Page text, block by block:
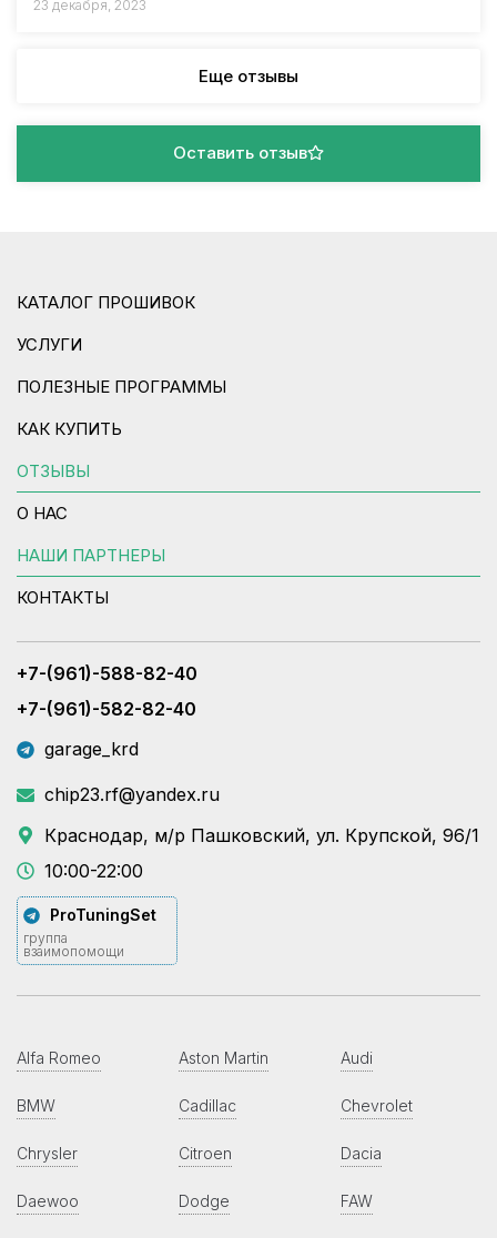
23 декабря, 2023
Еще отзывы
Оставить отзыв
КАТАЛОГ ПРОШИВОК
УСЛУГИ
ПОЛЕЗНЫЕ ПРОГРАММЫ
КАК КУПИТЬ
ОТЗЫВЫ
О НАС
НАШИ ПАРТНЕРЫ
КОНТАКТЫ
+7-(961)-588-82-40
+7-(961)-582-82-40
garage_krd
chip23.rf@yandex.ru
Краснодар, м/р Пашковский, ул. Крупской, 96/1
10:00-22:00
ProTuningSet
группа
взаимопомощи
Alfa Romeo Aston Martin Audi
BMW Cadillac Chevrolet
Chrysler Citroen Dacia
Daewoo Dodge FAW